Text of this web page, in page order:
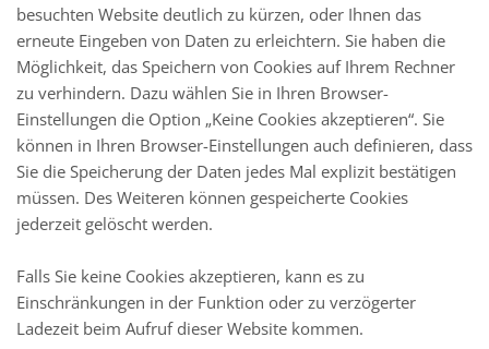
besuchten Website deutlich zu kürzen, oder Ihnen das
erneute Eingeben von Daten zu erleichtern. Sie haben die
Möglichkeit, das Speichern von Cookies auf Ihrem Rechner
zu verhindern. Dazu wählen Sie in Ihren Browser-
Einstellungen die Option „Keine Cookies akzeptieren“. Sie
können in Ihren Browser-Einstellungen auch definieren, dass
Sie die Speicherung der Daten jedes Mal explizit bestätigen
müssen. Des Weiteren können gespeicherte Cookies
jederzeit gelöscht werden.
Falls Sie keine Cookies akzeptieren, kann es zu
Einschränkungen in der Funktion oder zu verzögerter
Ladezeit beim Aufruf dieser Website kommen.